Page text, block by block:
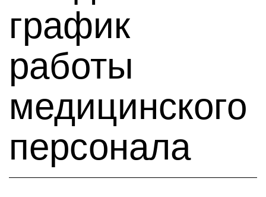
график
работы
медицинского
персонала